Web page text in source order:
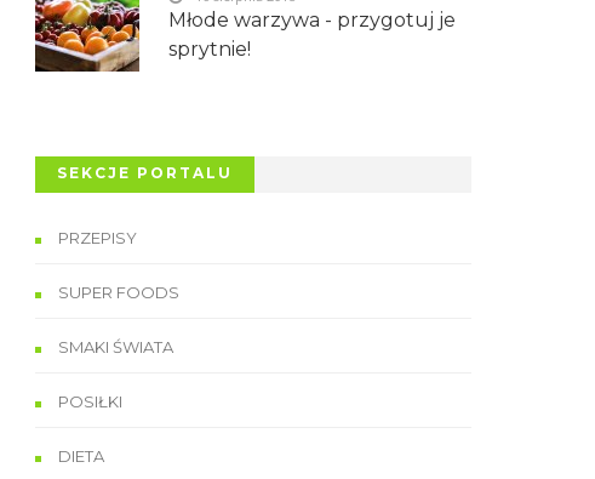
Młode warzywa - przygotuj je
sprytnie!
SEKCJE PORTALU
PRZEPISY
SUPER FOODS
SMAKI ŚWIATA
POSIŁKI
DIETA